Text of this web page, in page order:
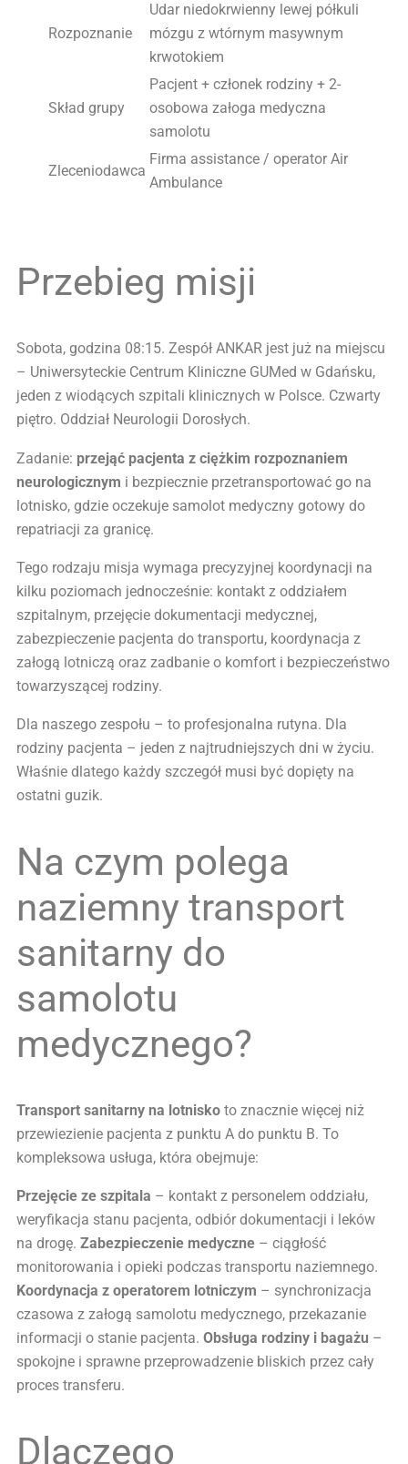
Rozpoznanie
Udar niedokrwienny lewej półkuli
mózgu z wtórnym masywnym
krwotokiem
Skład grupy
Pacjent + członek rodziny + 2-
osobowa załoga medyczna
samolotu
Zleceniodawca
Firma assistance / operator Air
Ambulance
Przebieg misji
Sobota, godzina 08:15. Zespół ANKAR jest już na miejscu
– Uniwersyteckie Centrum Kliniczne GUMed w Gdańsku,
jeden z wiodących szpitali klinicznych w Polsce. Czwarty
piętro. Oddział Neurologii Dorosłych.
Zadanie: przejąć pacjenta z ciężkim rozpoznaniem
neurologicznym i bezpiecznie przetransportować go na
lotnisko, gdzie oczekuje samolot medyczny gotowy do
repatriacji za granicę.
Tego rodzaju misja wymaga precyzyjnej koordynacji na
kilku poziomach jednocześnie: kontakt z oddziałem
szpitalnym, przejęcie dokumentacji medycznej,
zabezpieczenie pacjenta do transportu, koordynacja z
załogą lotniczą oraz zadbanie o komfort i bezpieczeństwo
towarzyszącej rodziny.
Dla naszego zespołu – to profesjonalna rutyna. Dla
rodziny pacjenta – jeden z najtrudniejszych dni w życiu.
Właśnie dlatego każdy szczegół musi być dopięty na
ostatni guzik.
Na czym polega
naziemny transport
sanitarny do
samolotu
medycznego?
Transport sanitarny na lotnisko to znacznie więcej niż
przewiezienie pacjenta z punktu A do punktu B. To
kompleksowa usługa, która obejmuje:
Przejęcie ze szpitala – kontakt z personelem oddziału,
weryfikacja stanu pacjenta, odbiór dokumentacji i leków
na drogę. Zabezpieczenie medyczne – ciągłość
monitorowania i opieki podczas transportu naziemnego.
Koordynacja z operatorem lotniczym – synchronizacja
czasowa z załogą samolotu medycznego, przekazanie
informacji o stanie pacjenta. Obsługa rodziny i bagażu –
spokojne i sprawne przeprowadzenie bliskich przez cały
proces transferu.
Dlaczego